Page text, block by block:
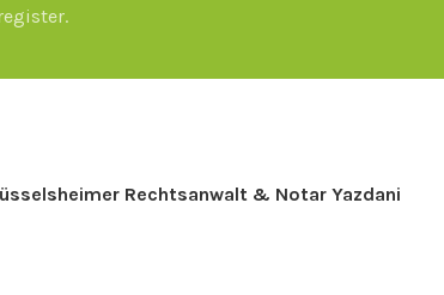
Rechtsanwalt & Notar Yazdani